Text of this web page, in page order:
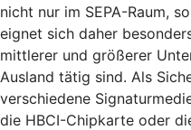
nicht nur im SEPA-Raum,
eignet sich daher
mittlerer und größerer
Ausland tätig sind. Als
verschiedene
die HBCI-Chipkarte oder